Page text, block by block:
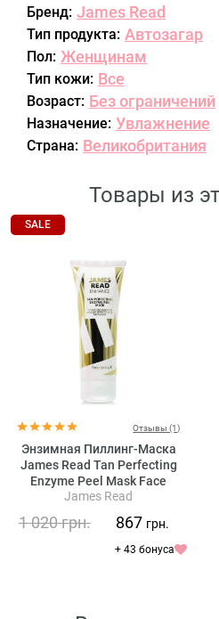
Бренд: James Read
Тип продукта: Автозагар
Пол: Женщинам
Тип кожи: Все
Возраст: Без ограничений
Назначение: Увлажнение
Страна: Великобритания
Товары из
SALE
Отзывы (1)
Энзимная Пиллинг-Маска
James Read Tan Perfecting
Enzyme Peel Mask Face
James Read
1 020грн. 867 грн.
+ 43 бонуса